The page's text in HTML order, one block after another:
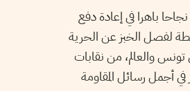
باهرا في إعادة دفع
لفصل الخبز عن الحرية
والعالم، من نقابات
أجمل رسائل المقاومة